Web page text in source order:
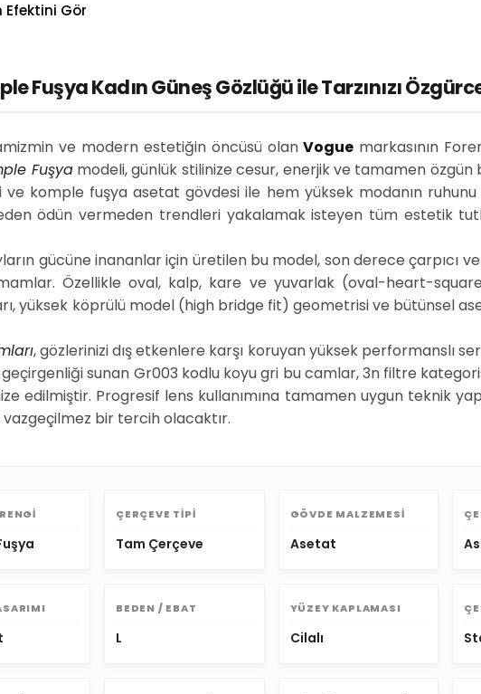
Efektini Gör
Fuşya Kadın Güneş Gözlüğü ile Tarzınızı
ve modern estetiğin öncüsü olanVogue markasının
Fuşyamodeli, günlük stilinize cesur, enerjik ve tamamen özgün
ve komple fuşya asetat gövdesi ile hem yüksek modanın ruhunu
ödün vermeden trendleri yakalamak isteyen tüm estetik
gücüne inananlar için üretilen bu model, son derece çarpıcı
Özellikle oval, kalp, kare ve yuvarlak (oval-heart-
yüksek köprülü model (high bridge fit) geometrisi ve bütünsel
, gözlerinizi dış etkenlere karşı koruyan yüksek performanslı
geçirgenliği sunan Gr003 kodlu koyu gri bu camlar, 3n filtre
edilmiştir. Progresif lens kullanımına tamamen uygun teknik
bir tercih olacaktır.
ÇERÇEVE TIPI
Tam Çerçeve
GÖVDE MALZEMESI
Asetat
BEDEN / EBAT
L
YÜZEY KAPLAMASI
Cilalı